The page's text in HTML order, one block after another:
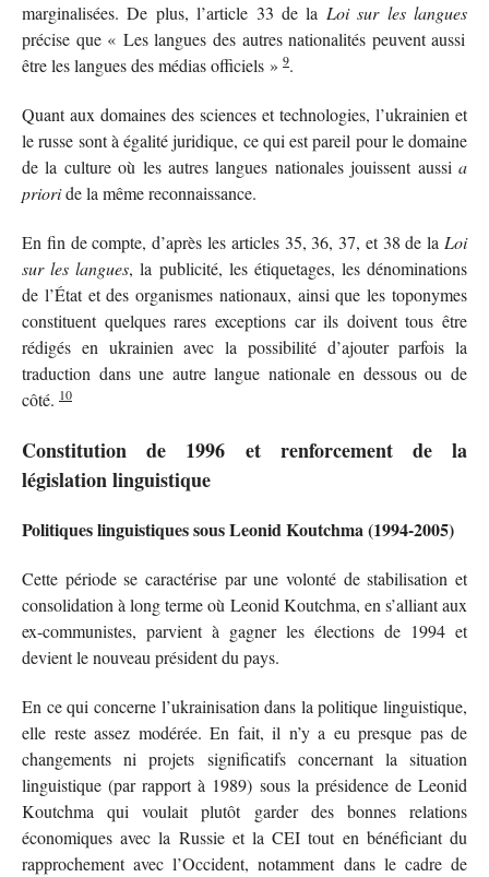
marginalisées. De plus, l’article 33 de la Loi sur les langues
précise que « Les langues des autres nationalités peuvent aussi
être les langues des médias officiels » 9.
Quant aux domaines des sciences et technologies, l’ukrainien et
le russe sont à égalité juridique, ce qui est pareil pour le domaine
de la culture où les autres langues nationales jouissent aussi a
prioride la même reconnaissance.
En fin de compte, d’après les articles 35, 36, 37, et 38 de la Loi
sur les langues, la publicité, les étiquetages, les dénominations
de l’État et des organismes nationaux, ainsi que les toponymes
constituent quelques rares exceptions car ils doivent tous être
rédigés en ukrainien avec la possibilité d’ajouter parfois la
traduction dans une autre langue nationale en dessous ou de
côté. 10
Constitution de 1996 et renforcement de la
législation linguistique
Politiques linguistiques sous Leonid Koutchma (1994-2005)
Cette période se caractérise par une volonté de stabilisation et
consolidation à long terme où Leonid Koutchma, en s’alliant aux
ex-communistes, parvient à gagner les élections de 1994 et
devient le nouveau président du pays.
En ce qui concerne l’ukrainisation dans la politique linguistique,
elle reste assez modérée. En fait, il n’y a eu presque pas de
changements ni projets significatifs concernant la situation
linguistique (par rapport à 1989) sous la présidence de Leonid
Koutchma qui voulait plutôt garder des bonnes relations
économiques avec la Russie et la CEI tout en bénéficiant du
rapprochement avec l’Occident, notamment dans le cadre de